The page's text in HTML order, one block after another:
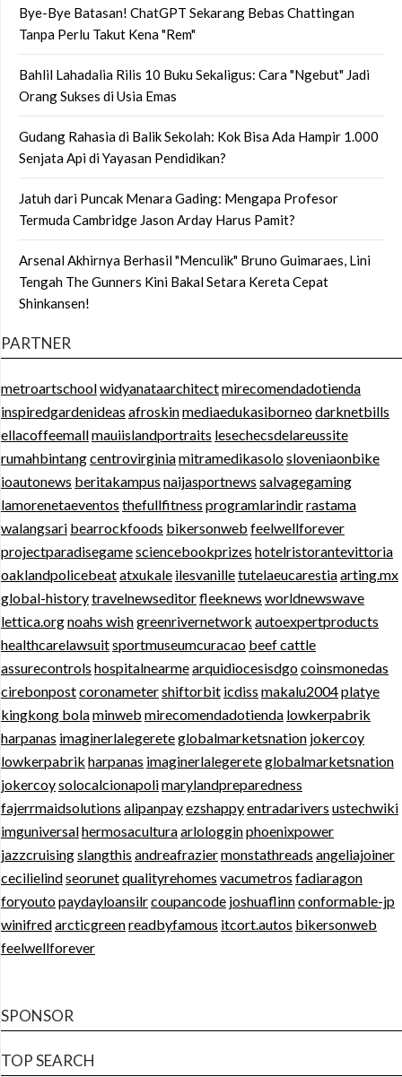
Bye-Bye Batasan! ChatGPT Sekarang Bebas Chattingan
Tanpa Perlu Takut Kena "Rem"
Bahlil Lahadalia Rilis 10 Buku Sekaligus: Cara "Ngebut" Jadi
Orang Sukses di Usia Emas
Gudang Rahasia di Balik Sekolah: Kok Bisa Ada Hampir 1.000
Senjata Api di Yayasan Pendidikan?
Jatuh dari Puncak Menara Gading: Mengapa Profesor
Termuda Cambridge Jason Arday Harus Pamit?
Arsenal Akhirnya Berhasil "Menculik" Bruno Guimaraes, Lini
Tengah The Gunners Kini Bakal Setara Kereta Cepat
Shinkansen!
PARTNER
metroartschoolwidyanataarchitectmirecomendadotienda
inspiredgardenideas afroskinmediaedukasiborneodarknetbills
ellacoffeemallmauiislandportraits lesechecsdelareussite
rumahbintangcentrovirginiamitramedikasolosloveniaonbike
ioautonews beritakampus naijasportnews salvagegaming
lamorenetaeventos thefullfitness programlarindirrastama
walangsari bearrockfoods bikersonweb feelwellforever
projectparadisegamesciencebookprizes hotelristorantevittoria
oaklandpolicebeatatxukale ilesvanilletutelaeucarestiaarting.mx
global-historytravelnewseditorfleeknews worldnewswave
lettica.orgnoahs wishgreenrivernetwork autoexpertproducts
healthcarelawsuitsportmuseumcuracao beef cattle
assurecontrols hospitalnearmearquidiocesisdgocoinsmonedas
cirebonpostcoronametershiftorbit icdiss makalu2004platye
kingkong bolaminweb mirecomendadotienda lowkerpabrik
harpanas imaginerlalegereteglobalmarketsnation jokercoy
lowkerpabrik harpanas imaginerlalegereteglobalmarketsnation
jokercoysolocalcionapolimarylandpreparedness
fajerrmaidsolutions alipanpayezshappyentradarivers ustechwiki
imguniversalhermosaculturaarlologginphoenixpower
jazzcruisingslangthis andreafraziermonstathreads angeliajoiner
cecilielindseorunetqualityrehomes vacumetros fadiaragon
foryoutopaydayloansilrcoupancode joshuaflinnconformable-jp
winifredarcticgreenreadbyfamous itcort.autos bikersonweb
feelwellforever
SPONSOR
TOP SEARCH